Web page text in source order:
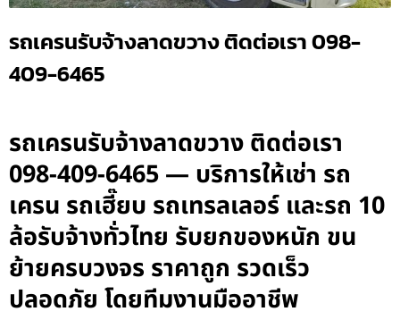
รถเครนรับจ้างลาดขวาง ติดต่อเรา 098-
409-6465
รถเครนรับจ้างลาดขวาง ติดต่อเรา
098-409-6465 — บริการให้เช่า รถ
เครน รถเฮี๊ยบ รถเทรลเลอร์ และรถ 10
ล้อรับจ้างทั่วไทย รับยกของหนัก ขน
ย้ายครบวงจร ราคาถูก รวดเร็ว
ปลอดภัย โดยทีมงานมืออาชีพ